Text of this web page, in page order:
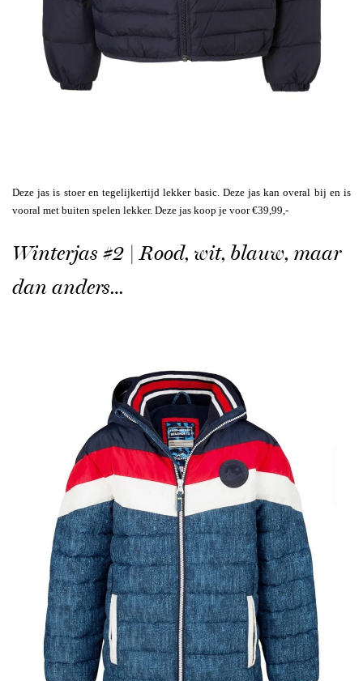
Deze jas is stoer en tegelijkertijd lekker basic. Deze jas kan overal bij en is
vooral met buiten spelen lekker. Deze jas koop je voor €39,99,-
Winterjas #2 | Rood, wit, blauw, maar
dan anders…